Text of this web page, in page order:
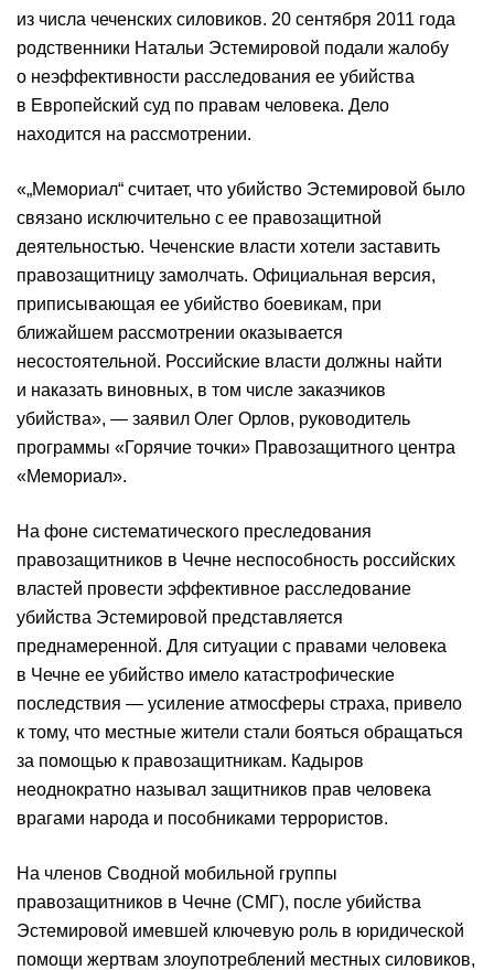
из числа чеченских силовиков. 20 сентября 2011 года
родственники Натальи Эстемировой подали жалобу
о неэффективности расследования ее убийства
в Европейский суд по правам человека. Дело
находится на рассмотрении.
«„Мемориал“ считает, что убийство Эстемировой было
связано исключительно с ее правозащитной
деятельностью. Чеченские власти хотели заставить
правозащитницу замолчать. Официальная версия,
приписывающая ее убийство боевикам, при
ближайшем рассмотрении оказывается
несостоятельной. Российские власти должны найти
и наказать виновных, в том числе заказчиков
убийства», — заявил Олег Орлов, руководитель
программы «Горячие точки» Правозащитного центра
«Мемориал».
На фоне систематического преследования
правозащитников в Чечне неспособность российских
властей провести эффективное расследование
убийства Эстемировой представляется
преднамеренной. Для ситуации с правами человека
в Чечне ее убийство имело катастрофические
последствия — усиление атмосферы страха, привело
к тому, что местные жители стали бояться обращаться
за помощью к правозащитникам. Кадыров
неоднократно называл защитников прав человека
врагами народа и пособниками террористов.
На членов Сводной мобильной группы
правозащитников в Чечне (СМГ), после убийства
Эстемировой имевшей ключевую роль в юридической
помощи жертвам злоупотреблений местных силовиков,